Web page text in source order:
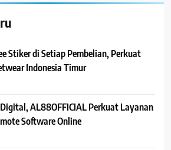
Stiker di Setiap Pembelian, Perkuat
Indonesia Timur
AL88OFFICIAL Perkuat Layanan
Software Online